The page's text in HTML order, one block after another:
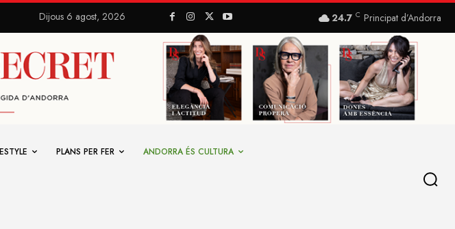
Dijous 6 agost, 2026 24.7 C Principat d’Andorra
PLANS PER FER ANDORRA ÉS CULTURA